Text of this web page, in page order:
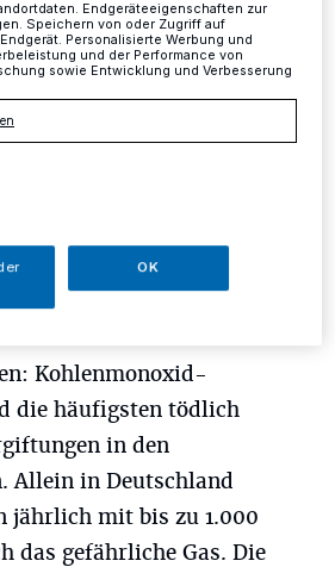
die tödliche Gefahr durch
wissen nicht, wie
Kohlenmonoxid-
die häufigsten tödlich
in den
Allein in Deutschland
jährlich mit bis zu 1.000
das gefährliche Gas. Die
Endgeräteeigenschaften zur
Speichern von oder Zugriff auf
Personalisierte Werbung und
und der Performance von
sowie Entwicklung und Verbesserung
OK